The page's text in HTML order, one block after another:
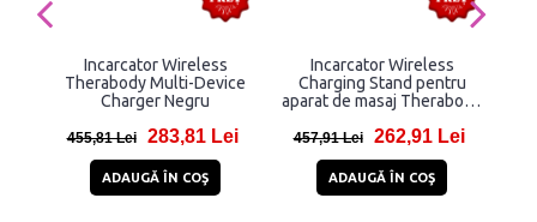
Incarcator Wireless
Therabody Multi-Device
Charger Negru
455,81 Lei 283,81 Lei
ADAUGĂ ÎN COŞ
Incarcator Wireless
Charging Stand pentru
aparat de masaj Therabody
457,91 Lei 262,91 Lei
ADAUGĂ ÎN COŞ